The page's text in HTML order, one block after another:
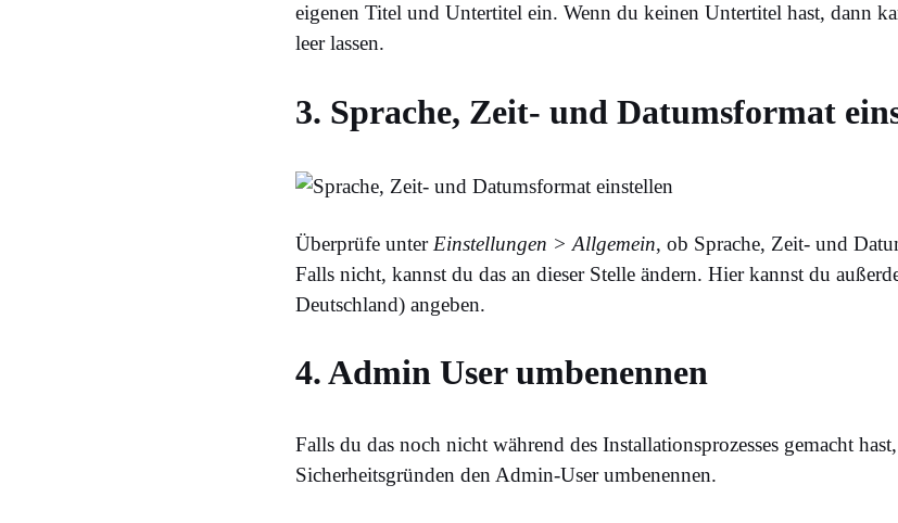
eigenen Titel und Untertitel ein. Wenn du keinen Untertitel hast, dann
leer lassen.
3. Sprache, Zeit- und Datumsformat
Überprüfe unter Einstellungen > Allgemein, ob Sprache, Zeit- und
Falls nicht, kannst du das an dieser Stelle ändern. Hier kannst du
Deutschland) angeben.
4. Admin User umbenennen
Falls du das noch nicht während des Installationsprozesses gemacht
Sicherheitsgründen den Admin-User umbenennen.